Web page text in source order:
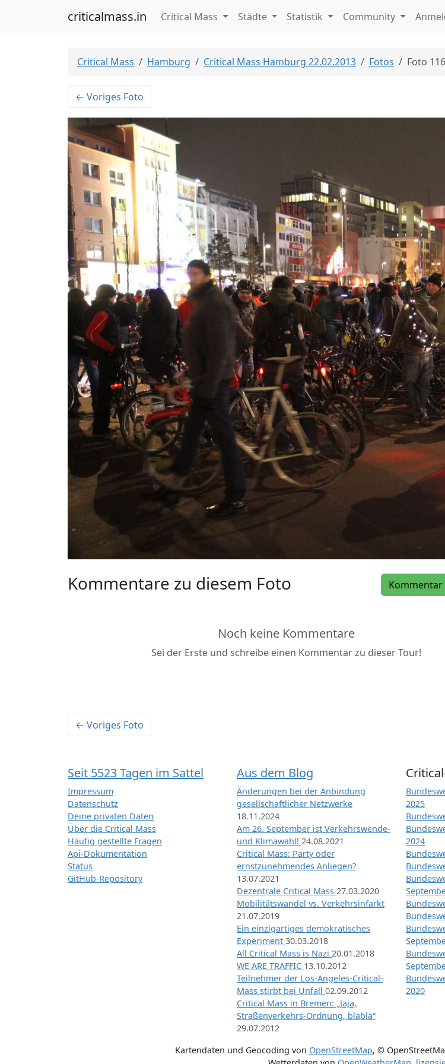
criticalmass.in Critical Mass Städte Statistik Community
Critical Mass Hamburg Critical Mass Hamburg 22.02.2013 Fotos Foto
← Voriges Foto
Kommentare zu diesem Foto
Noch keine Kommentare
Sei der Erste und schreibe einen Kommentar zu dieser Tour!
← Voriges Foto
Seit 5523 Tagen im Sattel
Impressum
Datenschutz
Deine privaten Daten
Über die Critical Mass
Häufig gestellte Fragen
Api-Dokumentation
Status
GitHub-Repository
Aus dem Blog
Änderungen bei der Anbindung
gesellschaftlicher Netzwerke
18.11.2024
Am 26. September ist Verkehrswende-
und Klimawahl! 24.08.2021
Critical Mass: Party oder
ernstzunehmendes Anliegen?
13.07.2021
Dezentrale Critical Mass 27.03.2020
Mobilitätswandel vs. Verkehrsinfarkt
21.07.2019
Ein einzigartiges demokratisches
Experiment 30.03.2018
All Critical Mass is Nazi 20.01.2018
WE ARE TRAFFIC 13.10.2012
Teilnehmer der Los-Angeles-Critical-
Mass stirbt bei Unfall 02.09.2012
Critical Mass in Bremen: „Jaja,
Straßenverkehrs-Ordnung, blabla“
29.07.2012
2025
2024
2020
Kartendaten und Geocoding von OpenStreetMap, ©